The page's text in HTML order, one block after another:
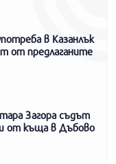
в Казанлък
от предлаганите
Загора съдът
от къща в Дъбово